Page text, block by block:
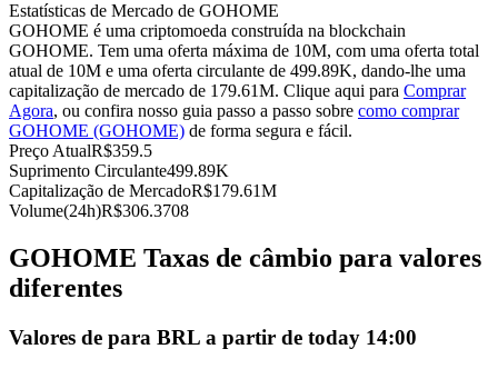
Copiar Trading
Junte-se aos principais traders
Estatísticas de Mercado de GOHOME
GOHOME é uma criptomoeda construída na blockchain
GOHOME. Tem uma oferta máxima de 10M, com uma oferta total
atual de 10M e uma oferta circulante de 499.89K, dando-lhe uma
capitalização de mercado de 179.61M. Clique aqui para Comprar
Agora, ou confira nosso guia passo a passo sobre como comprar
GOHOME (GOHOME) de forma segura e fácil.
Preço AtualR$359.5
Suprimento Circulante499.89K
Capitalização de MercadoR$179.61M
Volume(24h)R$306.3708
GOHOME Taxas de câmbio para valores
diferentes
Valores de para BRL a partir de today 14:00